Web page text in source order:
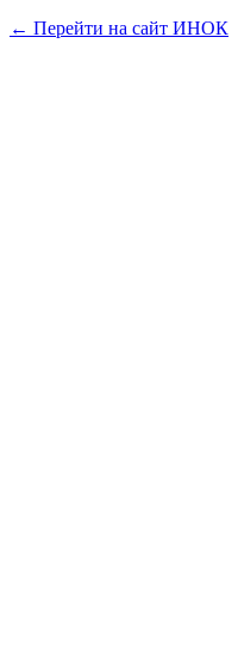
← Перейти на сайт ИНОК